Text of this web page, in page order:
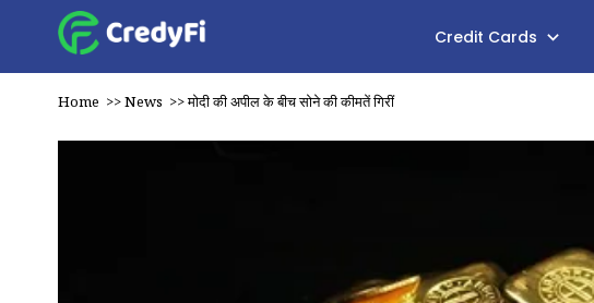
Credit Cards
Home >>News >>मोदी की अपील के बीच सोने की कीमतें गिरीं